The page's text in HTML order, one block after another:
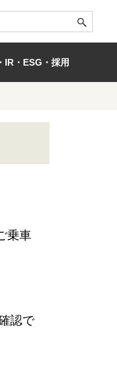
IR・ESG・採用
乗車
認で